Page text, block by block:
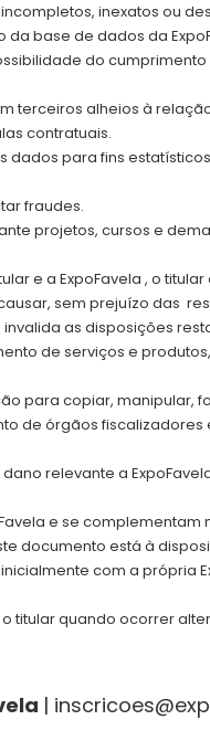
inexatos ou
base de dados da
do
alheios à
contratuais.
dados para fins
fraudes.
projetos, cursos e
e a ExpoFavela , o
sem prejuízo das
as disposições
de serviços e
para copiar,
de órgãos
relevante a
e se complementam
documento está à
com a própria
titular quando ocorrer
|